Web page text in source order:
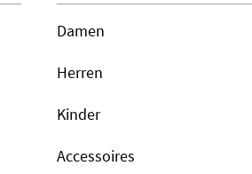
Damen
Herren
Kinder
Accessoires